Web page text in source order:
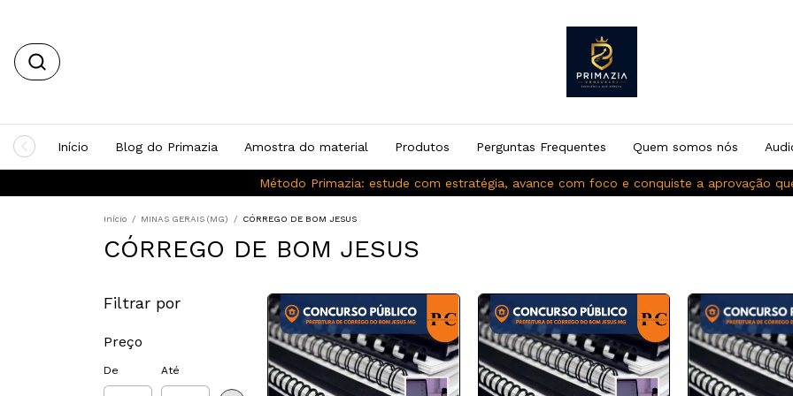
Método Primazia: estude com estratégia, avance com foco e conquiste a aprovação
Início Blog do Primazia Amostra do material Produtos Perguntas Frequentes Quem somos nós
Início / MINAS GERAIS (MG) / CÓRREGO DE BOM JESUS
CÓRREGO DE BOM JESUS
Filtrar por
Preço
De Até